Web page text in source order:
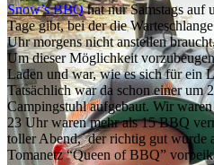
Snow’s BBQhat nur Samstags auf
Tage gibt, bei der die
Uhr morgens nicht anstellen
Um dieser Möglichkeit
Laden und war, wie es sich für ein
Tatsächlich war da schon einer um
Campingstuhl aufgebaut. Wir
23 Uhr waren mehr als 15 BBQ
toller Abend, der richtig gut wurde
Tomanetz “Queen of BBQ”